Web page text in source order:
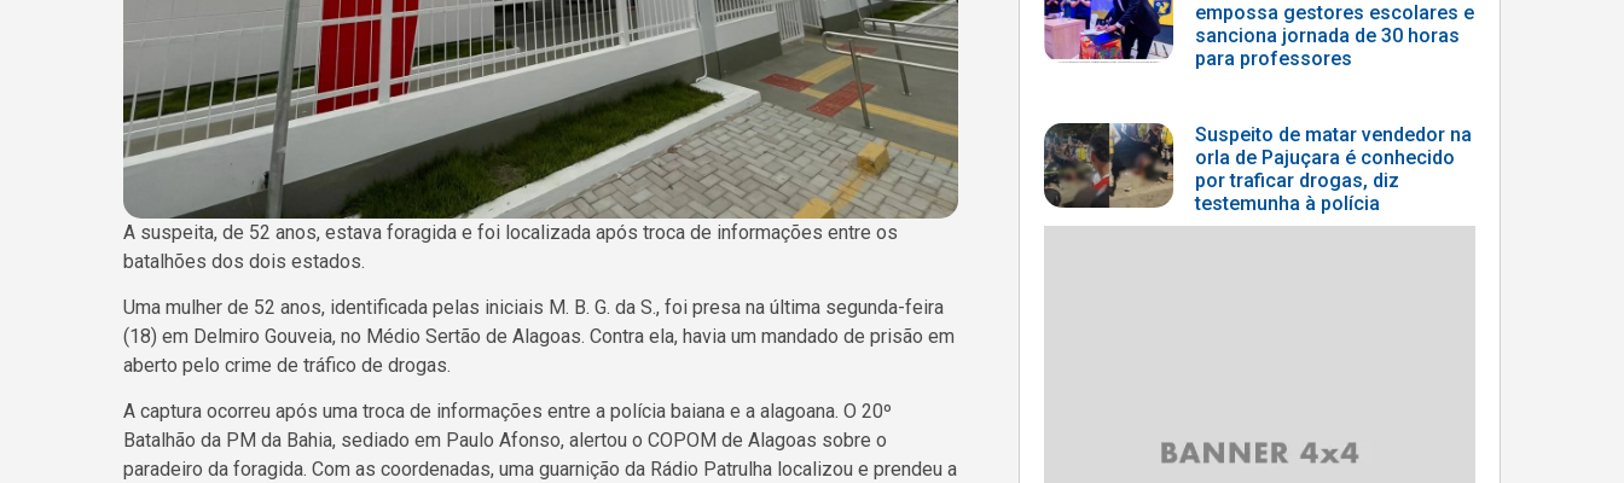
A suspeita, de 52 anos, estava foragida e foi localizada após troca de informações entre os
batalhões dos dois estados.
Uma mulher de 52 anos, identificada pelas iniciais M. B. G. da S., foi presa na última segunda-feira
(18) em Delmiro Gouveia, no Médio Sertão de Alagoas. Contra ela, havia um mandado de prisão em
aberto pelo crime de tráfico de drogas.
A captura ocorreu após uma troca de informações entre a polícia baiana e a alagoana. O 20º
Batalhão da PM da Bahia, sediado em Paulo Afonso, alertou o COPOM de Alagoas sobre o
paradeiro da foragida. Com as coordenadas, uma guarnição da Rádio Patrulha localizou e prendeu a
empossa gestores escolares e
sanciona jornada de 30 horas
para professores
Suspeito de matar vendedor na
orla de Pajuçara é conhecido
por traficar drogas, diz
testemunha à polícia